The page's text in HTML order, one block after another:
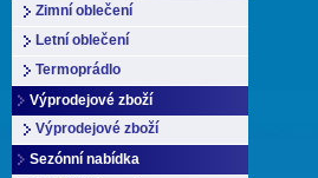
Zimní oblečení
Letní oblečení
Termoprádlo
Výprodejové zboží
Výprodejové zboží
Sezónní nabídka